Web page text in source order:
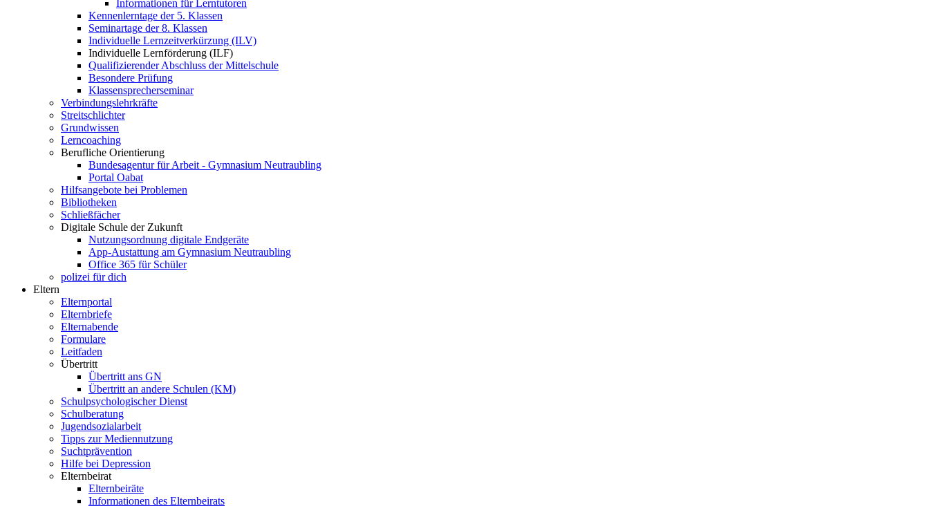
Informationen für Lerntutoren
Kennenlerntage der 5. Klassen
Seminartage der 8. Klassen
Individuelle Lernzeitverkürzung (ILV)
Individuelle Lernförderung (ILF)
Qualifizierender Abschluss der Mittelschule
Besondere Prüfung
Klassensprecherseminar
Verbindungslehrkräfte
Streitschlichter
Grundwissen
Lerncoaching
Berufliche Orientierung
Bundesagentur für Arbeit - Gymnasium Neutraubling
Portal Oabat
Hilfsangebote bei Problemen
Bibliotheken
Schließfächer
Digitale Schule der Zukunft
Nutzungsordnung digitale Endgeräte
App-Austattung am Gymnasium Neutraubling
Office 365 für Schüler
polizei für dich
Eltern
Elternportal
Elternbriefe
Elternabende
Formulare
Leitfaden
Übertritt
Übertritt ans GN
Übertritt an andere Schulen (KM)
Schulpsychologischer Dienst
Schulberatung
Jugendsozialarbeit
Tipps zur Mediennutzung
Suchtprävention
Hilfe bei Depression
Elternbeirat
Elternbeiräte
Informationen des Elternbeirats